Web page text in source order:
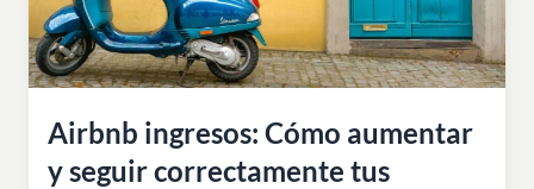
Airbnb ingresos: Cómo aumentar
y seguir correctamente tus